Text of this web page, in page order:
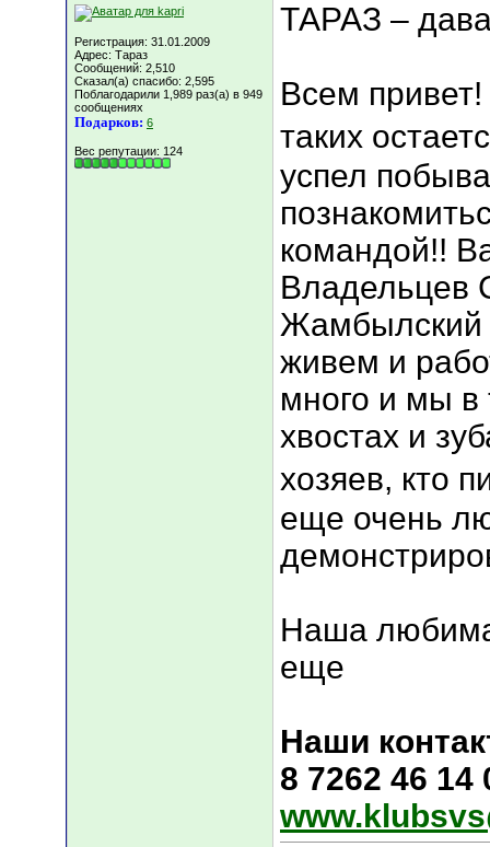
Регистрация: 31.01.2009
Адрес: Тараз
Сообщений: 2,510
Сказал(а) спасибо: 2,595
Поблагодарили 1,989 раз(а) в 949
сообщениях
Подарков: 6
Вес репутации: 124
ТАРАЗ –
Всем
таких
успел
командой!!
Владельцев
живем и
много и мы в
хвостах и
хозяев, кто
еще очень
Наша
еще
Наши
8 7262 46 14